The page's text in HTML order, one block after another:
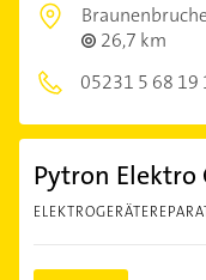
26,7 km
05231 5 68 19
Pytron Elektro